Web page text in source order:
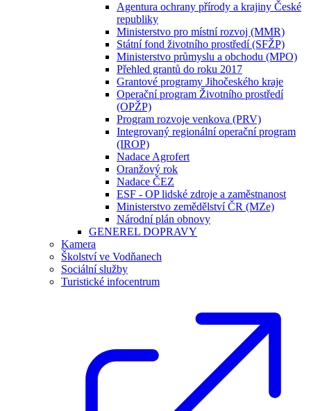
Agentura ochrany přírody a krajiny České
republiky
Ministerstvo pro místní rozvoj (MMR)
Státní fond životního prostředí (SFŽP)
Ministerstvo průmyslu a obchodu (MPO)
Přehled grantů do roku 2017
Grantové programy Jihočeského kraje
Operační program Životního prostředí
(OPŽP)
Program rozvoje venkova (PRV)
Integrovaný regionální operační program
(IROP)
Nadace Agrofert
Oranžový rok
Nadace ČEZ
ESF - OP lidské zdroje a zaměstnanost
Ministerstvo zemědělství ČR (MZe)
Národní plán obnovy
GENEREL DOPRAVY
Kamera
Školství ve Vodňanech
Sociální služby
Turistické infocentrum